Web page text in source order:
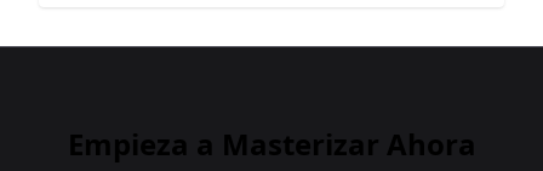
Empieza a Masterizar Ahora